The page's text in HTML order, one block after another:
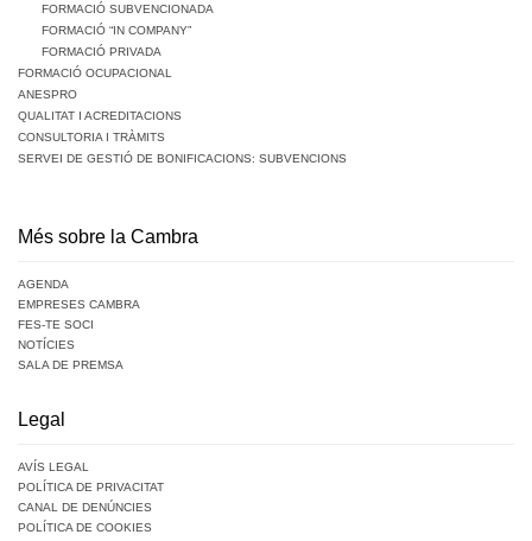
FORMACIÓ SUBVENCIONADA
FORMACIÓ “IN COMPANY”
FORMACIÓ PRIVADA
FORMACIÓ OCUPACIONAL
ANESPRO
QUALITAT I ACREDITACIONS
CONSULTORIA I TRÀMITS
SERVEI DE GESTIÓ DE BONIFICACIONS: SUBVENCIONS
Més sobre la Cambra
AGENDA
EMPRESES CAMBRA
FES-TE SOCI
NOTÍCIES
SALA DE PREMSA
Legal
AVÍS LEGAL
POLÍTICA DE PRIVACITAT
CANAL DE DENÚNCIES
POLÍTICA DE COOKIES